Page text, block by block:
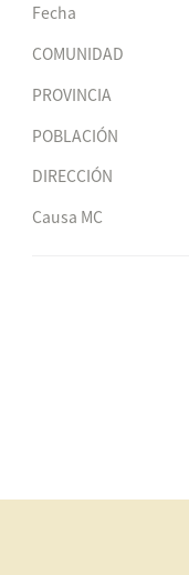
Fecha
COMUNIDAD
PROVINCIA
POBLACIÓN
DIRECCIÓN
Causa MC